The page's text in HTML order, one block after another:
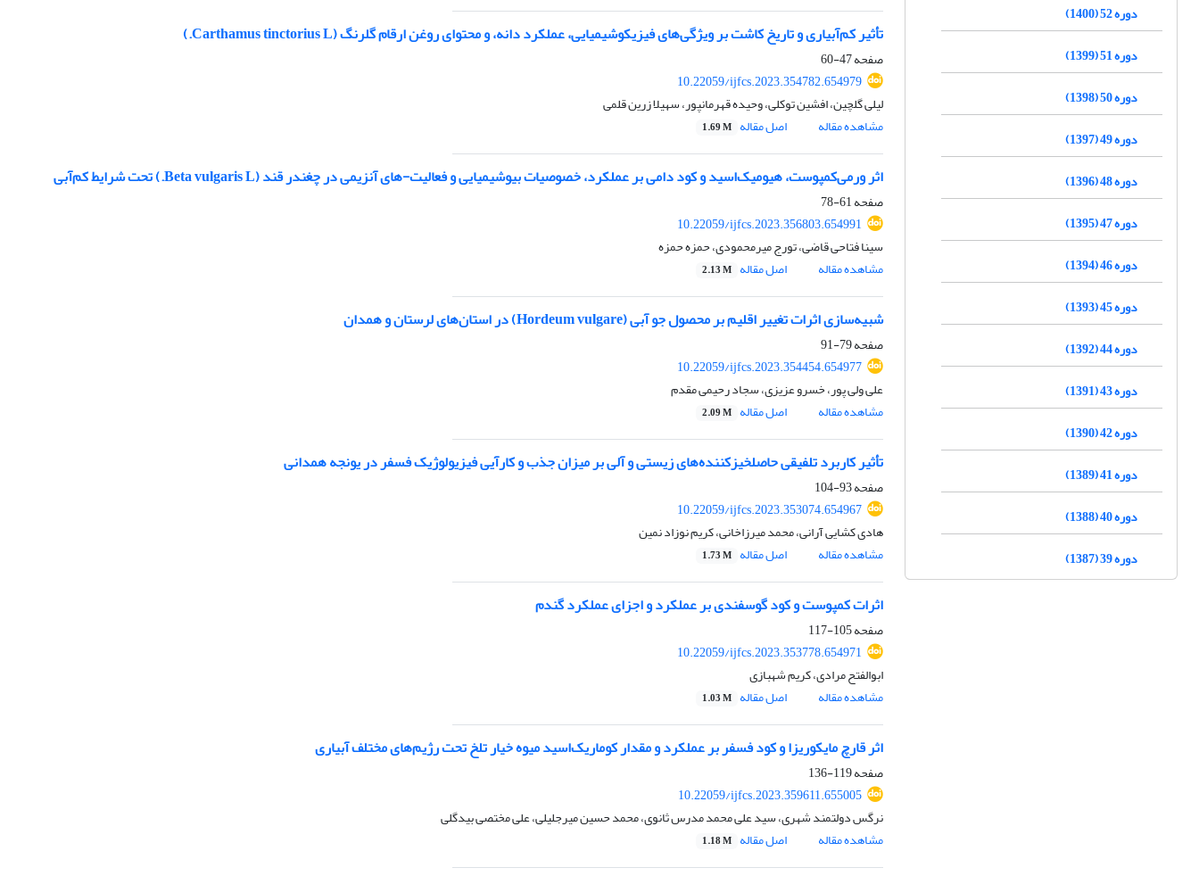
تأثیر کم‌آبیاری و تاریخ کاشت بر ویژگی‌های فیزیکوشیمیایی، عملکرد دانه، و محتوای روغن ارقام گلرنگ (Carthamus tinctorius L.)
صفحه47-60
10.22059/ijfcs.2023.354782.654979
لیلی گلچین، افشین توکلی، وحیده قهرمانپور، سهیلا زرین قلمی
مشاهده مقاله
اصل مقاله 1.69 M
اثر ورمی‌کمپوست، هیومیک‌اسید و کود دامی بر عملکرد، خصوصیات بیوشیمیایی و فعالیت-های آنزیمی در چغندر قند (Beta vulgaris L.) تحت شرایط کم‌آبی
صفحه61-78
10.22059/ijfcs.2023.356803.654991
سینا فتاحی قاضی، تورج میرمحمودی، حمزه حمزه
مشاهده مقاله
اصل مقاله 2.13 M
شبیه‌سازی اثرات تغییر اقلیم بر محصول جو آبی (Hordeum vulgare) در استان‌های لرستان و همدان
صفحه79-91
10.22059/ijfcs.2023.354454.654977
علی ولی پور، خسرو عزیزی، سجاد رحیمی مقدم
مشاهده مقاله
اصل مقاله 2.09 M
تأثیر کاربرد تلفیقی حاصلخیزکننده‌های زیستی و آلی بر میزان جذب و کارآیی فیزیولوژیک فسفر در یونجه همدانی
صفحه93-104
10.22059/ijfcs.2023.353074.654967
هادی کشایی آرانی، محمد میرزاخانی، کریم نوزاد نمین
مشاهده مقاله
اصل مقاله 1.73 M
اثرات کمپوست و کود گوسفندی بر عملکرد و اجزای عملکرد گندم
صفحه105-117
10.22059/ijfcs.2023.353778.654971
ابوالفتح مرادی، کریم شهبازی
مشاهده مقاله
اصل مقاله 1.03 M
اثر قارچ مایکوریزا و کود فسفر بر عملکرد و مقدار کوماریک‌اسید میوه خیار تلخ تحت رژیم‌های مختلف آبیاری
صفحه119-136
10.22059/ijfcs.2023.359611.655005
نرگس دولتمند شهری، سید علی محمد مدرس ثانوی، محمد حسین میرجلیلی، علی مختصی بیدگلی
مشاهده مقاله
اصل مقاله 1.18 M
دوره 52 (1400)
دوره 51 (1399)
دوره 50 (1398)
دوره 49 (1397)
دوره 48 (1396)
دوره 47 (1395)
دوره 46 (1394)
دوره 45 (1393)
دوره 44 (1392)
دوره 43 (1391)
دوره 42 (1390)
دوره 41 (1389)
دوره 40 (1388)
دوره 39 (1387)